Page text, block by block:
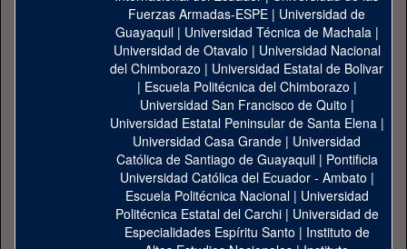
Fuerzas Armadas-ESPE | Universidad de
Guayaquil| Universidad Técnica de Machala|
Universidad de Otavalo | Universidad Nacional
del Chimborazo | Universidad Estatal de Bolivar
| Escuela Politécnica del Chimborazo |
Universidad San Francisco de Quito |
Universidad Estatal Peninsular de Santa Elena|
Universidad Casa Grande | Universidad
Católica de Santiago de Guayaquil| Pontificia
Universidad Católica del Ecuador - Ambato |
Escuela Politécnica Nacional| Universidad
Politécnica Estatal del Carchi| Universidad de
Especialidades Espíritu Santo | Instituto de